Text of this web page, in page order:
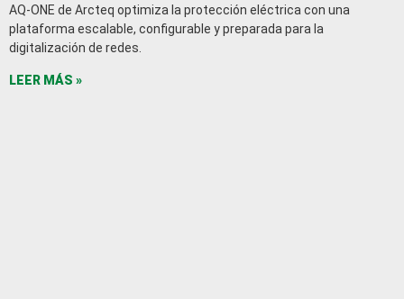
AQ-ONE de Arcteq optimiza la protección eléctrica con una
plataforma escalable, configurable y preparada para la
digitalización de redes.
LEER MÁS »